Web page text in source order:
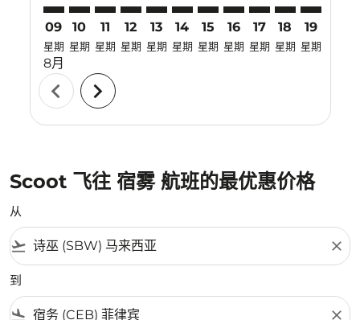
09
星期
8月
10
星期
11
星期
12
星期
13
星期
14
星期
15
星期
16
星期
17
星期
18
星期
19
星期
chevron_left chevron_right
Scoot 飞往 宿雾 航班的最优惠价格
从
flight_takeoff close
到
flight_land close